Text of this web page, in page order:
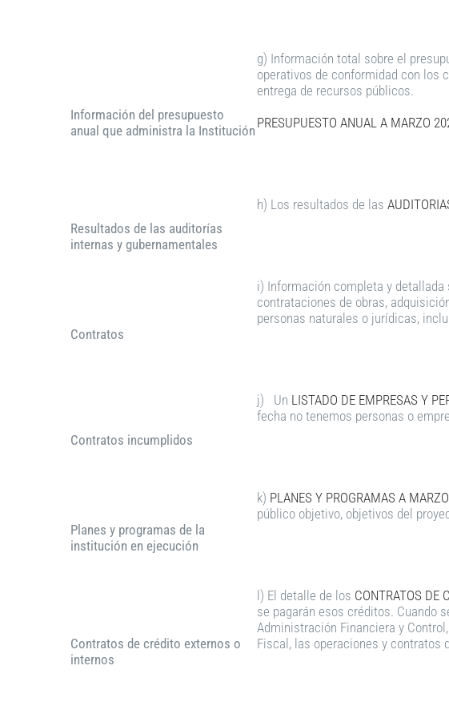
Información del presupuesto
anual que administra la Institución
g) Información total sobre el
operativos de conformidad con los
entrega de recursos públicos.
PRESUPUESTO ANUAL A MARZO
Resultados de las auditorías
internas y gubernamentales
h) Los resultados de las
Contratos
i) Información completa y detallada
contrataciones de obras,
personas naturales o jurídicas,
Contratos incumplidos
j) Un LISTADO DE EMPRESAS Y
fecha no tenemos personas o
Planes y programas de la
institución en ejecución
k) PLANES Y PROGRAMAS A
público objetivo, objetivos del
Contratos de crédito externos o
internos
l) El detalle de los CONTRATOS DE
se pagarán esos créditos. Cuando
Administración Financiera y
Fiscal, las operaciones y contratos